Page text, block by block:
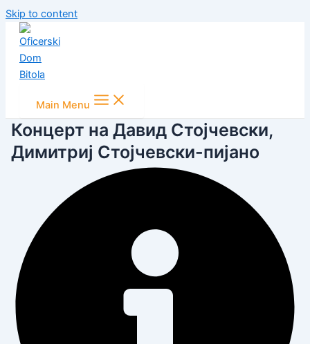
Skip to content
Main Menu
Концерт на Давид Стојчевски,
Димитриј Стојчевски-пијано